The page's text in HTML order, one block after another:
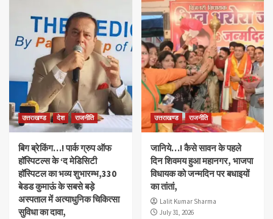
उत्तराखण्ड देश राजनीति
बिग ब्रेकिंग…! पार्क ग्रुप ऑफ
हॉस्पिटल्स के ‘द मेडिसिटी
हॉस्पिटल का भव्य शुभारम्भ,330
बेडड कुमाऊं के सबसे बड़े
अस्पताल में अत्याधुनिक चिकित्सा
सुविधा का दावा,
उत्तराखण्ड राजनीति
जानिये…! कैसे सावन के पहले
दिन शिवमय हुआ महानगर, भाजपा
विधायक को जन्मदिन पर बधाइयों
का तांतां,
Lalit Kumar Sharma
July 31, 2026